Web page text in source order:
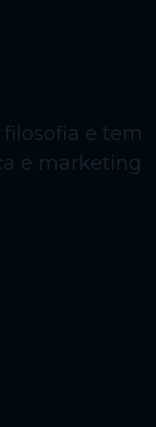
e tem
e marketing